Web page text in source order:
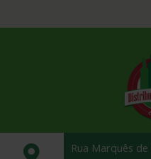
Rua Marquês